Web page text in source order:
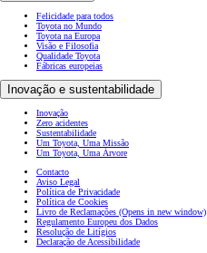
Felicidade para todos
Toyota no Mundo
Toyota na Europa
Visão e Filosofia
Qualidade Toyota
Fábricas europeias
Inovação e sustentabilidade
Inovação
Zero acidentes
Sustentabilidade
Um Toyota, Uma Missão
Um Toyota, Uma Árvore
Contacto
Aviso Legal
Política de Privacidade
Política de Cookies
Livro de Reclamações (Opens in new window)
Regulamento Europeu dos Dados
Resolução de Litígios
Declaração de Acessibilidade